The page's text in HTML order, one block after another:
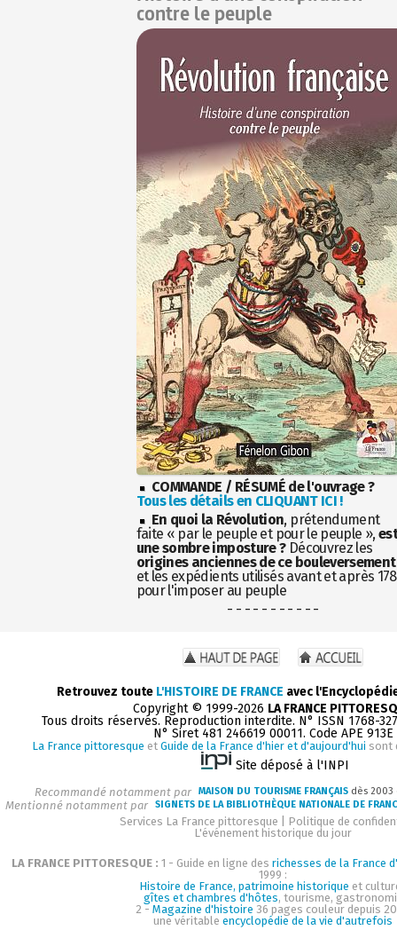
contre le peuple
COMMANDE / RÉSUMÉ de l'ouvrage ?
Tous les détails en CLIQUANT ICI !
En quoi la Révolution, prétendument
faite « par le peuple et pour le peuple »,
une sombre imposture ?Découvrez les
origines anciennes de ce bouleversement
et les expédients utilisés avant et après
pour l'imposer au peuple
- - - - - - - - - - -
Retrouvez toute L'HISTOIRE DE FRANCE avec
Copyright © 1999-2026 LA FRANCE
Tous droits réservés. Reproduction interdite. N° ISSN 1768-
N° Siret 481 246619 00011. Code APE 913E
La France pittoresque et Guide de la France d'hier et d'aujourd'hui sont
Site déposé à l'INPI
Recommandé notamment par MAISON DU TOURISME FRANÇAIS dès
Mentionné notamment par SIGNETS DE LA BIBLIOTHÈQUE NATIONALE DE
Services La France pittoresque
Politique de
L'événement historique du jour
LA FRANCE PITTORESQUE : 1 - Guide en ligne des richesses de la France
1999 :
Histoire de France, patrimoine historique et
gîtes et chambres d'hôtes, tourisme,
2 - Magazine d'histoire 36 pages couleur depuis
une véritable encyclopédie de la vie d'autrefois